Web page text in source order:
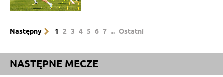
Następny 1 2 3 4 5 6 7 ... Ostatni
NASTĘPNE MECZE